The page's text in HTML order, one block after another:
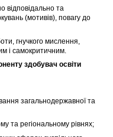
відповідально та
(мотивів), повагу до
гнучкого мислення,
і самокритичним.
здобувач освіти
загальнодержавної та
та регіональному рівнях;